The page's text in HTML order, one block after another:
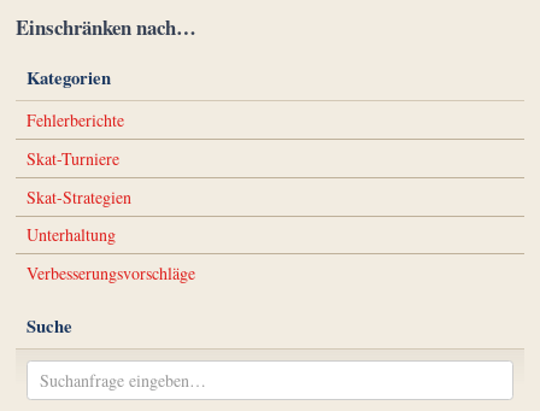
Einschränken nach…
Kategorien
Fehlerberichte
Skat-Turniere
Skat-Strategien
Unterhaltung
Verbesserungsvorschläge
Suche